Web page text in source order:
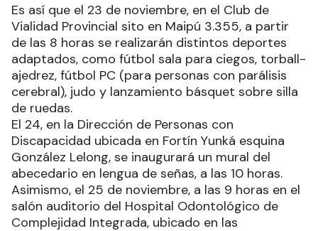
Es así que el 23 de noviembre, en el Club de
Vialidad Provincial sito en Maipú 3.355, a partir
de las 8 horas se realizarán distintos deportes
adaptados, como fútbol sala para ciegos, torball-
ajedrez, fútbol PC (para personas con parálisis
cerebral), judo y lanzamiento básquet sobre silla
de ruedas.
El 24, en la Dirección de Personas con
Discapacidad ubicada en Fortín Yunká esquina
González Lelong, se inaugurará un mural del
abecedario en lengua de señas, a las 10 horas.
Asimismo, el 25 de noviembre, a las 9 horas en el
salón auditorio del Hospital Odontológico de
Complejidad Integrada, ubicado en las